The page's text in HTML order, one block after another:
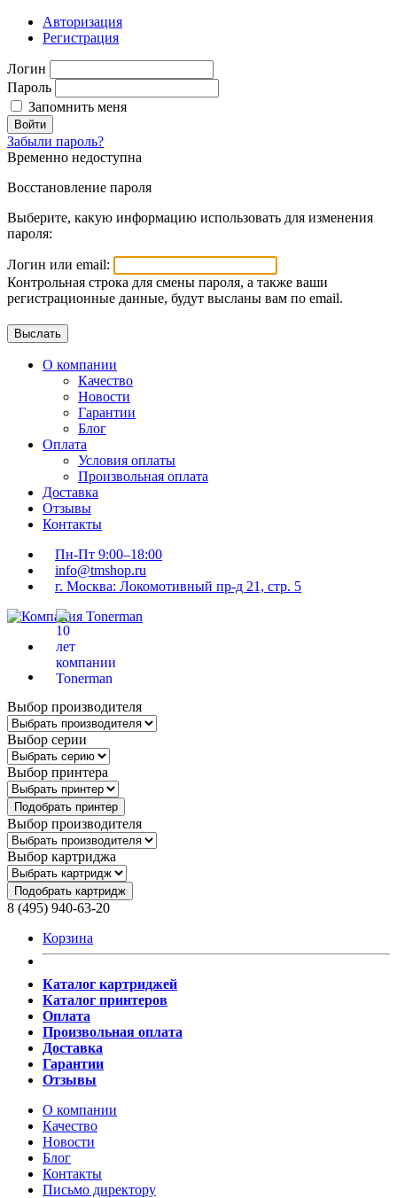
Авторизация
Регистрация
Логин
Пароль
Запомнить меня
Войти
Забыли пароль?
Временно недоступна
Восстановление пароля
Выберите, какую информацию использовать для изменения
пароля:
Логин или email:
Контрольная строка для смены пароля, а также ваши
регистрационные данные, будут высланы вам по email.
О компании
Качество
Новости
Гарантии
Блог
Оплата
Условия оплаты
Произвольная оплата
Доставка
Отзывы
Контакты
Пн-Пт 9:00–18:00
info@tmshop.ru
г. Москва: Локомотивный пр-д 21, стр. 5
Выбор производителя
Выбор серии
Выбор принтера
Подобрать принтер
Выбор производителя
Выбор картриджа
Подобрать картридж
8 (495) 940-63-20
Корзина
Каталог картриджей
Каталог принтеров
Оплата
Произвольная оплата
Доставка
Гарантии
Отзывы
О компании
Качество
Новости
Блог
Контакты
Письмо директору